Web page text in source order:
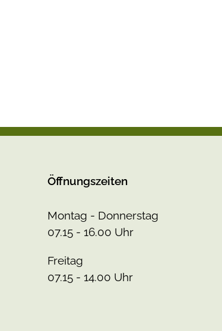
Öffnungszeiten
Montag - Donnerstag
07.15 - 16.00 Uhr
Freitag
07.15 - 14.00 Uhr